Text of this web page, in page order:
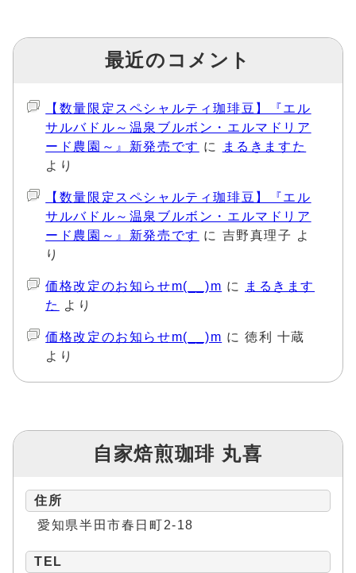
最近のコメント
【数量限定スペシャルティ珈琲豆】『エル
サルバドル～温泉ブルボン・エルマドリア
ード農園～』新発売です に
まるきますた
より
【数量限定スペシャルティ珈琲豆】『エル
サルバドル～温泉ブルボン・エルマドリア
ード農園～』新発売です に 吉野真理子 よ
り
価格改定のお知らせm(__)m に
まるきます
た
より
価格改定のお知らせm(__)m に徳利 十蔵
より
自家焙煎珈琲 丸喜
住所
愛知県半田市春日町2-18
TEL